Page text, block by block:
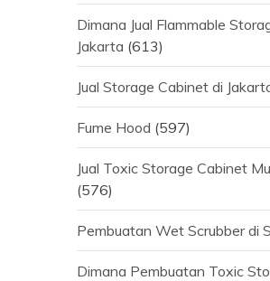
Dimana Jual Flammable
Jakarta (613)
Jual Storage Cabinet di
Fume Hood (597)
Jual Toxic Storage Cabinet
(576)
Pembuatan Wet Scrubber di
Dimana Pembuatan Toxic